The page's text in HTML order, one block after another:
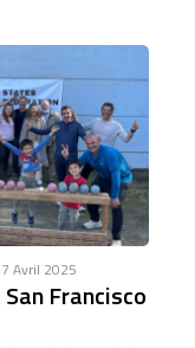
Avril 2025
Francisco